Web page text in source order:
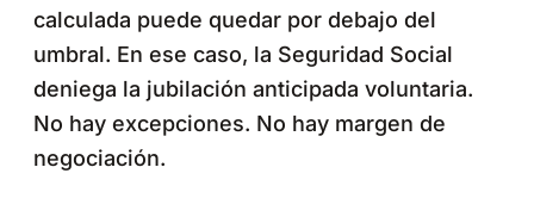
calculada puede quedar por debajo del
umbral. En ese caso, la Seguridad Social
deniega la jubilación anticipada voluntaria.
No hay excepciones. No hay margen de
negociación.